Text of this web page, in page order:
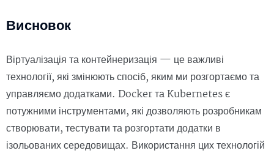
Висновок
Віртуалізація та контейнеризація — це важливі
технології, які змінюють спосіб, яким ми розгортаємо та
управляємо додатками. Docker та Kubernetes є
потужними інструментами, які дозволяють розробникам
створювати, тестувати та розгортати додатки в
ізольованих середовищах. Використання цих технологій